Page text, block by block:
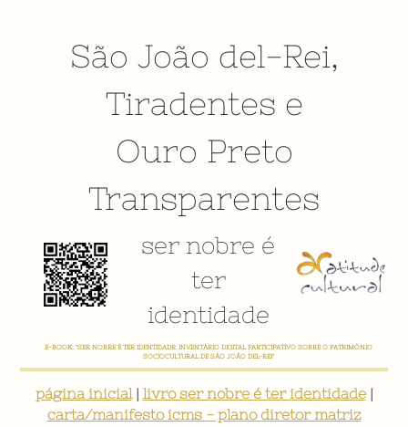
São João del-Rei,
Tiradentes e
Ouro Preto
Transparentes
ser nobre é
ter
identidade
E-BOOK: "SER NOBRE É TER IDENTIDADE: INVENTÁRIO DIGITAL PARTICIPATIVO SOBRE O PATRIMÔNIO
SOCIOCULTURAL DE SÃO JOÃO DEL-REI"
página inicial| livro ser nobre é ter identidade|
carta/manifesto icms - plano diretor matriz